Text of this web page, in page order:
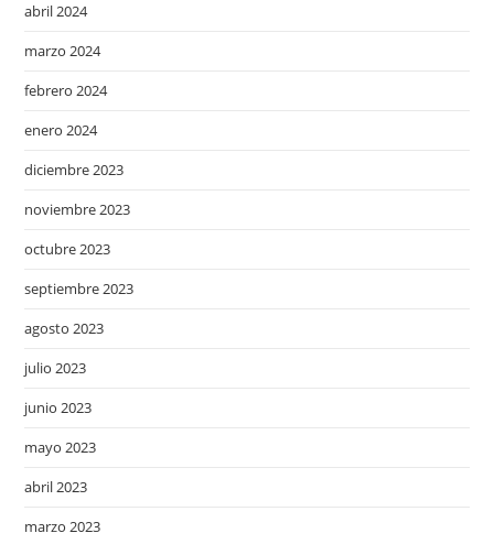
abril 2024
marzo 2024
febrero 2024
enero 2024
diciembre 2023
noviembre 2023
octubre 2023
septiembre 2023
agosto 2023
julio 2023
junio 2023
mayo 2023
abril 2023
marzo 2023